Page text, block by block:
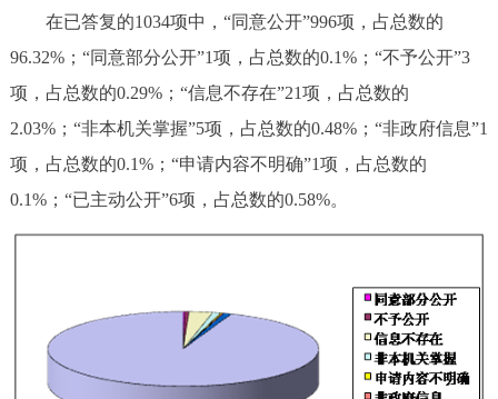
在已答复的1034项中，“同意公开”996项，占总数的
96.32%；“同意部分公开”1项，占总数的0.1%；“不予公开”3
项，占总数的0.29%；“信息不存在”21项，占总数的
2.03%；“非本机关掌握”5项，占总数的0.48%；“非政府信息”1
项，占总数的0.1%；“申请内容不明确”1项，占总数的
0.1%；“已主动公开”6项，占总数的0.58%。